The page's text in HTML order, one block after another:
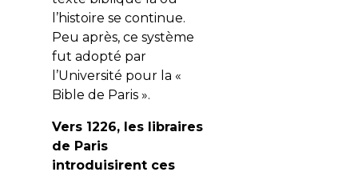
l’histoire se continue.
Peu après, ce système
fut adopté par
l’Université pour la «
Bible de Paris ».
Vers 1226, les libraires
de Paris
introduisirent ces